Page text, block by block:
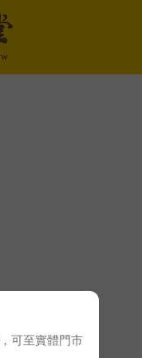
可至實體門市